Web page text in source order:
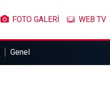
FOTO GALERİ WEB TV
Genel